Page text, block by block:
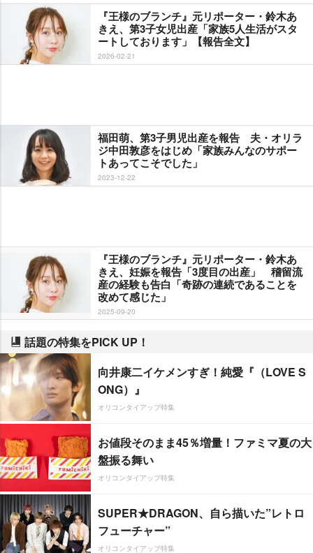
『王様のブランチ』元リポーター・鈴木あ
きえ、第3子女児出産「家族5人生活がスタ
ートしております」【報告全文】
2026-02-21
福田萌、第3子男児出産を報告 夫・オリラ
ジ中田敦彦をはじめ「家族みんなのサポー
トあってこそでした」
2023-12-22
『王様のブランチ』元リポーター・鈴木あ
きえ、妊娠を報告「3度目の出産」 稽留流
産の経験も告白「奇跡の連続であることを
改めて感じた」
2025-09-20
話題の特集をPICK UP！
向井康二イケメンすぎ！純愛『（LOVE S
ONG）』
オリコンタイアップ特集
お値段そのまま45％増量！ファミマ夏の大
盤振る舞い
オリコンタイアップ特集
SUPER★DRAGON、自ら描いた”レトロ
フューチャー”
オリコンタイアップ特集